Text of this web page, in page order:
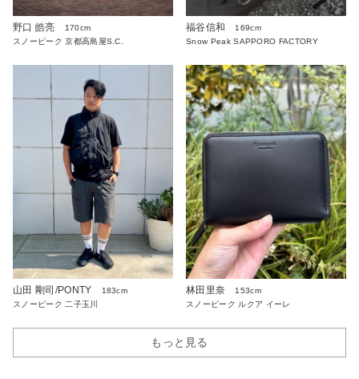
野口 皓亮
170cm
スノーピーク 京都高島屋S.C.
福谷信和
169cm
Snow Peak SAPPORO FACTORY
山田 剛司/PONTY
183cm
スノーピーク 二子玉川
林田里奈
153cm
スノーピーク ルクア イーレ
もっと見る